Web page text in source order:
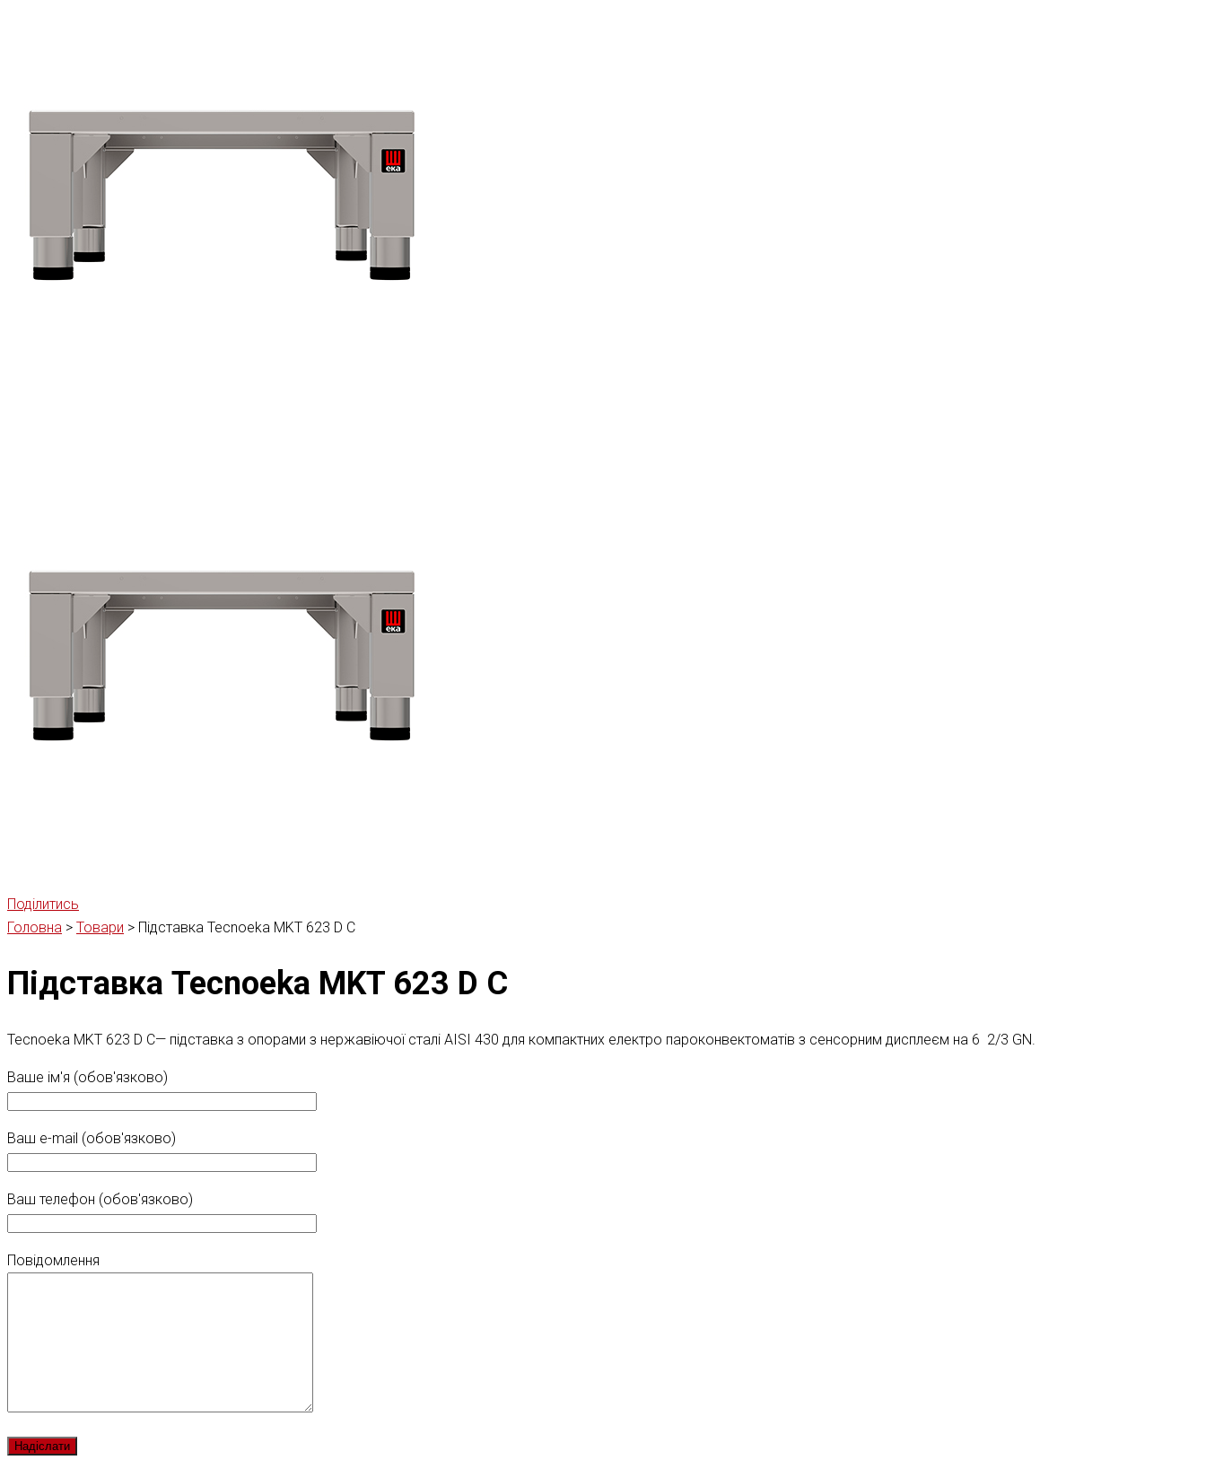
Поділитись
Головна > Товари > Підставка Tecnoeka MKT 623 D C
Підставка Tecnoeka MKT 623 D C
Tecnoeka MKT 623 D C— підставка з опорами з нержавіючої сталі AISI 430 для компактних електро пароконвектоматів з сенсорним дисплеєм на 6 2/3 GN.
Ваше ім'я (обов'язково)
Ваш e-mail (обов'язково)
Ваш телефон (обов'язково)
Повідомлення